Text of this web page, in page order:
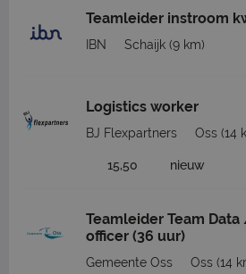
Teamleider instroom
IBN Schaijk (9 km)
Logistics worker
BJ Flexpartners Oss (14
15,50 nieuw
Teamleider Team
officer (36 uur)
Gemeente Oss Oss (14